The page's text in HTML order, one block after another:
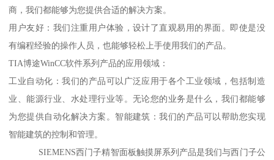
商，我们都能够为您提供合适的解决方案。
用户友好：我们注重用户体验，设计了直观易用的界面。即使是没
有编程经验的操作人员，也能够轻松上手使用我们的产品。
TIA博途WinCC软件系列产品的应用领域：
工业自动化：我们的产品可以广泛应用于各个工业领域，包括制造
业、能源行业、水处理行业等。无论您的业务是什么，我们都能够
为您提供自动化解决方案。智能建筑：我们的产品可以帮助您实现
智能建筑的控制和管理。
SIEMENS西门子精智面板触摸屏系列产品是我们与西门子公